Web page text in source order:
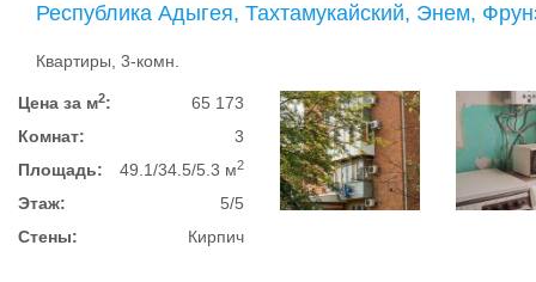
Республика Адыгея, Тахтамукайский, Энем,
Квартиры, 3-комн.
Цена за м2:
65 173
Комнат:
3
Площадь:
49.1/34.5/5.3 м2
Этаж:
5/5
Стены:
Кирпич